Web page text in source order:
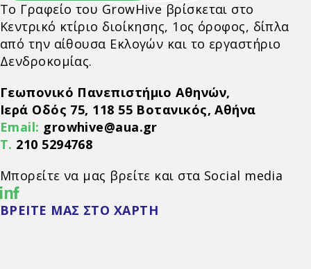
Το Γραφείο του GrowHive βρίσκεται στο
Κεντρικό κτίριο διοίκησης, 1ος όροφος, δίπλα
από την αίθουσα Εκλογών και το εργαστήριο
Δενδροκομίας.
Γεωπονικό Πανεπιστήμιο Αθηνών,
Ιερά Οδός 75, 118 55 Βοτανικός, Αθήνα
Email: growhive@aua.gr
Τ. 210 5294768
Μπορείτε να μας βρείτε και στα Social media
ΒΡΕΙΤΕ ΜΑΣ ΣΤΟ ΧΑΡΤΗ